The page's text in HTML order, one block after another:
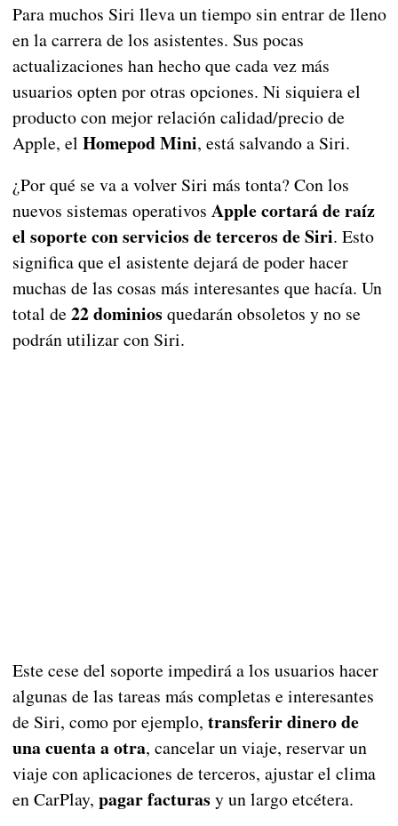
Para muchos Siri lleva un tiempo sin entrar de lleno
en la carrera de los asistentes. Sus pocas
actualizaciones han hecho que cada vez más
usuarios opten por otras opciones. Ni siquiera el
producto con mejor relación calidad/precio de
Apple, el Homepod Mini, está salvando a Siri.
¿Por qué se va a volver Siri más tonta? Con los
nuevos sistemas operativos Apple cortará de raíz
el soporte con servicios de terceros de Siri. Esto
significa que el asistente dejará de poder hacer
muchas de las cosas más interesantes que hacía. Un
total de 22 dominios quedarán obsoletos y no se
podrán utilizar con Siri.
Este cese del soporte impedirá a los usuarios hacer
algunas de las tareas más completas e interesantes
de Siri, como por ejemplo, transferir dinero de
una cuenta a otra, cancelar un viaje, reservar un
viaje con aplicaciones de terceros, ajustar el clima
en CarPlay, pagar facturas y un largo etcétera.